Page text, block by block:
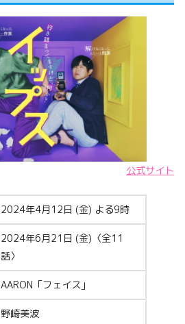
公式サイト
2024年4月12日 (金) よる9時
2024年6月21日 (金)〈全11
話〉
AARON「フェイス」
野崎美波